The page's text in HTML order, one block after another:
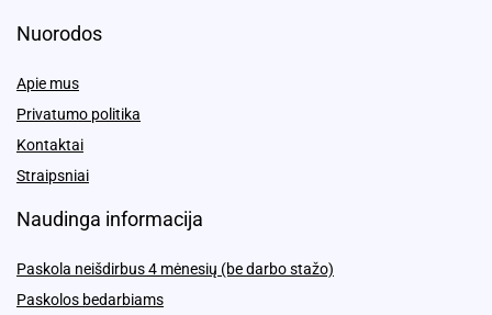
Nuorodos
Apie mus
Privatumo politika
Kontaktai
Straipsniai
Naudinga informacija
Paskola neišdirbus 4 mėnesių (be darbo stažo)
Paskolos bedarbiams